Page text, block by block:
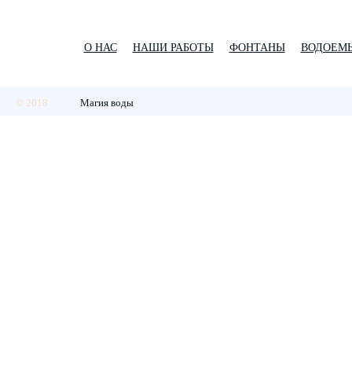
О НАС НАШИ РАБОТЫ ФОНТАНЫ
© 2018 Магия воды